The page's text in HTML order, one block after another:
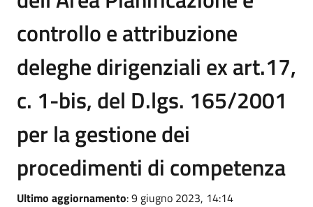
controllo e attribuzione
deleghe dirigenziali ex art.17,
c. 1-bis, del D.lgs. 165/2001
per la gestione dei
procedimenti di competenza
Ultimo aggiornamento: 9 giugno 2023, 14:14